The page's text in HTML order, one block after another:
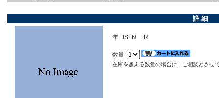
詳 細
年 ISBN R
数量
在庫を超える数量の場合は、ご相談とさせ